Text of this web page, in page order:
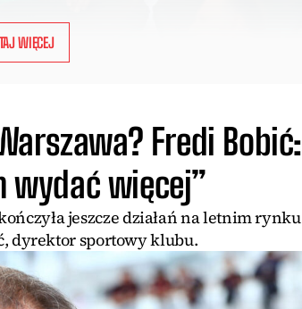
WIĘCEJ
Fredi Bobić:
wydać więcej”
jeszcze działań na letnim rynku
dyrektor sportowy klubu.